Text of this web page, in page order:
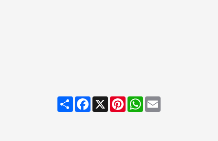
ShareFacebook
X PinterestWhatsApp
Email